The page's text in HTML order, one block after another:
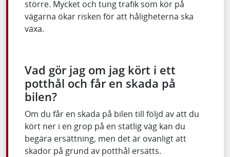
större. Mycket och tung trafik som kör på
vägarna ökar risken för att håligheterna ska
växa.
Vad gör jag om jag kört i ett
potthål och får en skada på
bilen?
Om du får en skada på bilen till följd av att du
kört ner i en grop på en statlig väg kan du
begära ersättning, men det är ovanligt att
skador på grund av potthål ersätts.